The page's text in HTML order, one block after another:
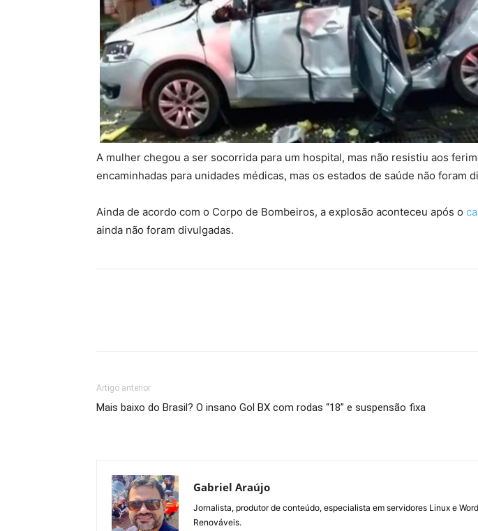
A mulher chegou a ser socorrida para um hospital, mas não resistiu aos
encaminhadas para unidades médicas, mas os estados de saúde não foram
Ainda de acordo com o Corpo de Bombeiros, a explosão aconteceu após o
ainda não foram divulgadas.
Artigo anterior
Mais baixo do Brasil? O insano Gol BX com rodas “18” e suspensão fixa
Gabriel Araújo
Jornalista, produtor de conteúdo, especialista em servidores Linux e
Renováveis.